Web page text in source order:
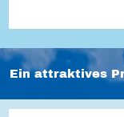
Ein attraktives